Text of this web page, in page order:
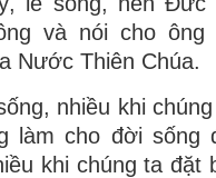
và nói cho ông
Nước Thiên Chúa.
nhiều khi
làm cho đời sống
khi chúng ta đặt